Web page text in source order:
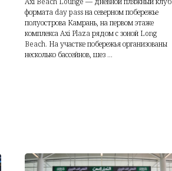
формата day pass на северном побережье
полуострова Камрань, на первом этаже
комплекса Axi Plaza рядом с зоной Long
Beach. На участке побережья организованы
несколько бассейнов, шез ...